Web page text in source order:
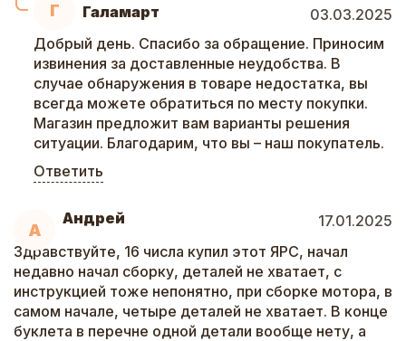
Г Галамарт
03.03.2025
Добрый день. Спасибо за обращение. Приносим
извинения за доставленные неудобства. В
случае обнаружения в товаре недостатка, вы
всегда можете обратиться по месту покупки.
Магазин предложит вам варианты решения
ситуации. Благодарим, что вы – наш покупатель.
Ответить
А
Андрей
17.01.2025
Здравствуйте, 16 числа купил этот ЯРС, начал
недавно начал сборку, деталей не хватает, с
инструкцией тоже непонятно, при сборке мотора, в
самом начале, четыре деталей не хватает. В конце
буклета в перечне одной детали вообще нету, а